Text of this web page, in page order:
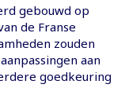
gebouwd op
de Franse
zouden
aan
goedkeuring